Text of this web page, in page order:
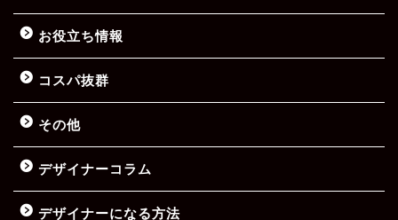
お役立ち情報
コスパ抜群
その他
デザイナーコラム
デザイナーになる方法